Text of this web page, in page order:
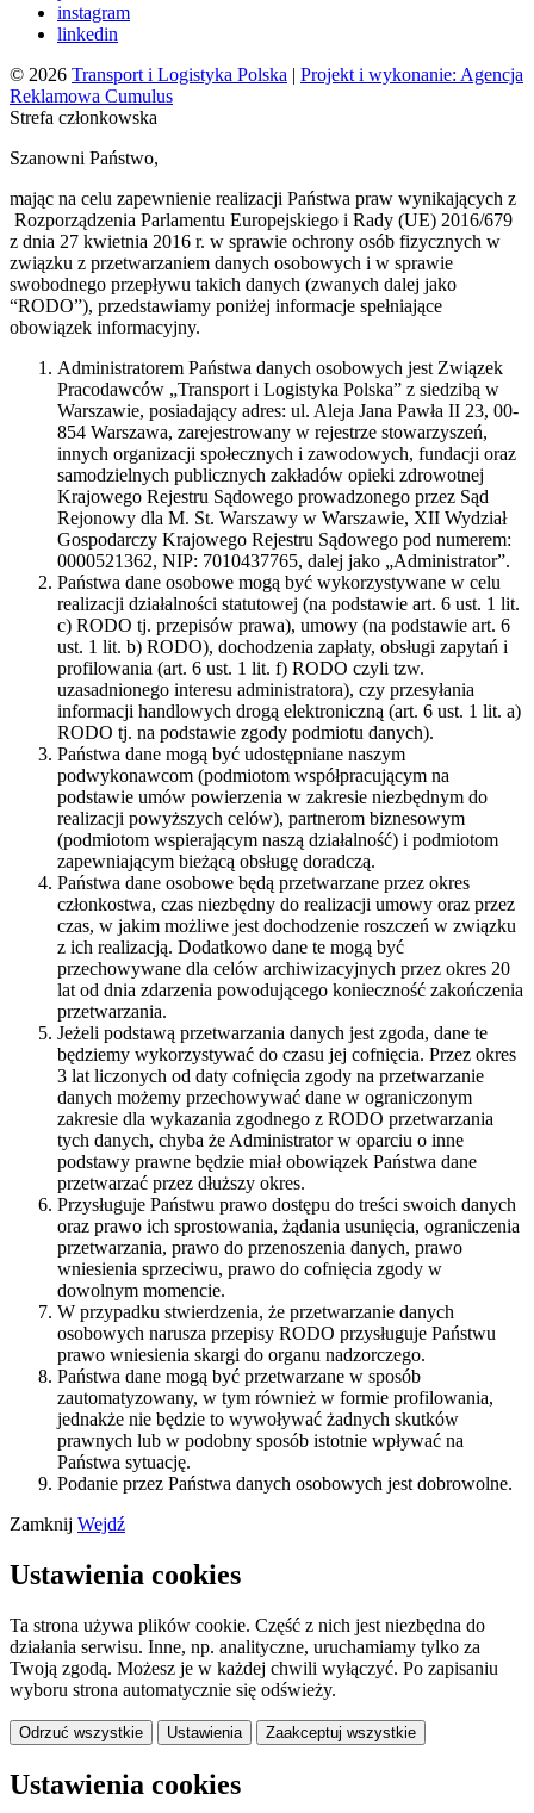
instagram
linkedin
© 2026 Transport i Logistyka Polska | Projekt i wykonanie: Agencja
Reklamowa Cumulus
Strefa członkowska
Szanowni Państwo,
mając na celu zapewnienie realizacji Państwa praw wynikających z
Rozporządzenia Parlamentu Europejskiego i Rady (UE) 2016/679
z dnia 27 kwietnia 2016 r. w sprawie ochrony osób fizycznych w
związku z przetwarzaniem danych osobowych i w sprawie
swobodnego przepływu takich danych (zwanych dalej jako
“RODO”), przedstawiamy poniżej informacje spełniające
obowiązek informacyjny.
Administratorem Państwa danych osobowych jest Związek
Pracodawców „Transport i Logistyka Polska” z siedzibą w
Warszawie, posiadający adres: ul. Aleja Jana Pawła II 23, 00-
854 Warszawa, zarejestrowany w rejestrze stowarzyszeń,
innych organizacji społecznych i zawodowych, fundacji oraz
samodzielnych publicznych zakładów opieki zdrowotnej
Krajowego Rejestru Sądowego prowadzonego przez Sąd
Rejonowy dla M. St. Warszawy w Warszawie, XII Wydział
Gospodarczy Krajowego Rejestru Sądowego pod numerem:
0000521362, NIP: 7010437765, dalej jako „Administrator”.
Państwa dane osobowe mogą być wykorzystywane w celu
realizacji działalności statutowej (na podstawie art. 6 ust. 1 lit.
c) RODO tj. przepisów prawa), umowy (na podstawie art. 6
ust. 1 lit. b) RODO), dochodzenia zapłaty, obsługi zapytań i
profilowania (art. 6 ust. 1 lit. f) RODO czyli tzw.
uzasadnionego interesu administratora), czy przesyłania
informacji handlowych drogą elektroniczną (art. 6 ust. 1 lit. a)
RODO tj. na podstawie zgody podmiotu danych).
Państwa dane mogą być udostępniane naszym
podwykonawcom (podmiotom współpracującym na
podstawie umów powierzenia w zakresie niezbędnym do
realizacji powyższych celów), partnerom biznesowym
(podmiotom wspierającym naszą działalność) i podmiotom
zapewniającym bieżącą obsługę doradczą.
Państwa dane osobowe będą przetwarzane przez okres
członkostwa, czas niezbędny do realizacji umowy oraz przez
czas, w jakim możliwe jest dochodzenie roszczeń w związku
z ich realizacją. Dodatkowo dane te mogą być
przechowywane dla celów archiwizacyjnych przez okres 20
lat od dnia zdarzenia powodującego konieczność zakończenia
przetwarzania.
Jeżeli podstawą przetwarzania danych jest zgoda, dane te
będziemy wykorzystywać do czasu jej cofnięcia. Przez okres
3 lat liczonych od daty cofnięcia zgody na przetwarzanie
danych możemy przechowywać dane w ograniczonym
zakresie dla wykazania zgodnego z RODO przetwarzania
tych danych, chyba że Administrator w oparciu o inne
podstawy prawne będzie miał obowiązek Państwa dane
przetwarzać przez dłuższy okres.
Przysługuje Państwu prawo dostępu do treści swoich danych
oraz prawo ich sprostowania, żądania usunięcia, ograniczenia
przetwarzania, prawo do przenoszenia danych, prawo
wniesienia sprzeciwu, prawo do cofnięcia zgody w
dowolnym momencie.
W przypadku stwierdzenia, że przetwarzanie danych
osobowych narusza przepisy RODO przysługuje Państwu
prawo wniesienia skargi do organu nadzorczego.
Państwa dane mogą być przetwarzane w sposób
zautomatyzowany, w tym również w formie profilowania,
jednakże nie będzie to wywoływać żadnych skutków
prawnych lub w podobny sposób istotnie wpływać na
Państwa sytuację.
Podanie przez Państwa danych osobowych jest dobrowolne.
Zamknij Wejdź
Ustawienia cookies
Ta strona używa plików cookie. Część z nich jest niezbędna do
działania serwisu. Inne, np. analityczne, uruchamiamy tylko za
Twoją zgodą. Możesz je w każdej chwili wyłączyć. Po zapisaniu
wyboru strona automatycznie się odświeży.
Odrzuć wszystkie Ustawienia Zaakceptuj wszystkie
Ustawienia cookies